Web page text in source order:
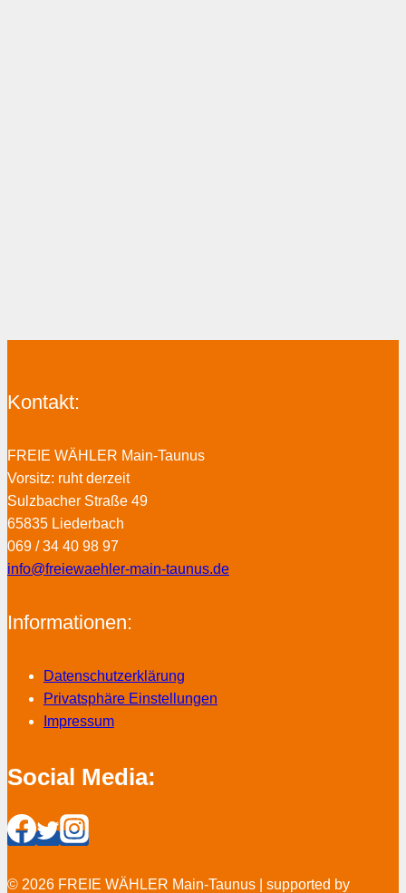
Kontakt:
FREIE WÄHLER Main-Taunus
Vorsitz: ruht derzeit
Sulzbacher Straße 49
65835 Liederbach
069 / 34 40 98 97
info@freiewaehler-main-taunus.de
Informationen:
Datenschutzerklärung
Privatsphäre Einstellungen
Impressum
Social Media:
© 2026 FREIE WÄHLER Main-Taunus | supported by